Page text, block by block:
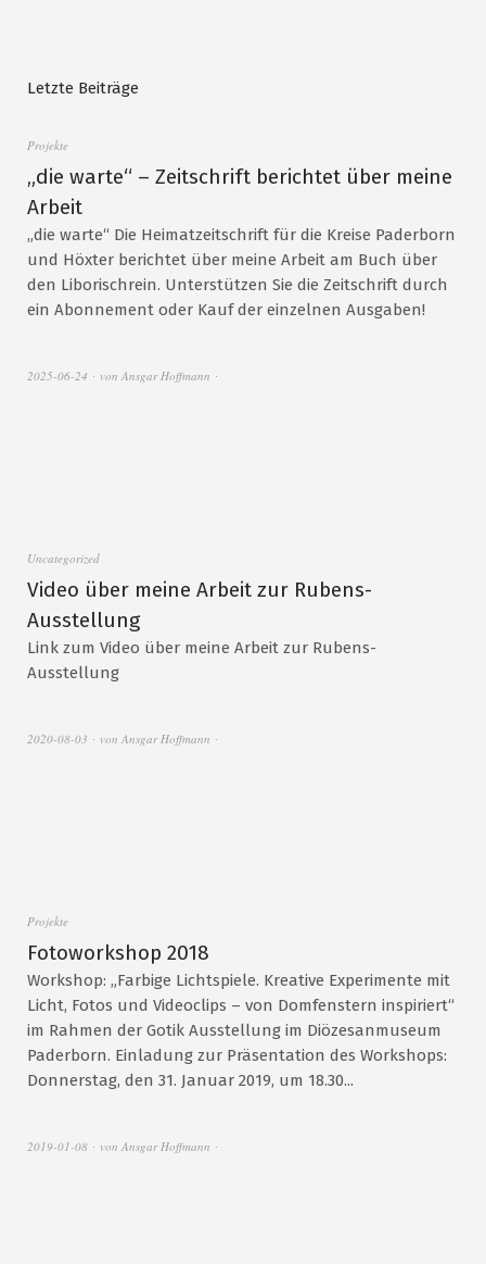
Letzte Beiträge
Projekte
„die warte“ – Zeitschrift berichtet über meine
Arbeit
„die warte“ Die Heimatzeitschrift für die Kreise Paderborn
und Höxter berichtet über meine Arbeit am Buch über
den Liborischrein. Unterstützen Sie die Zeitschrift durch
ein Abonnement oder Kauf der einzelnen Ausgaben!
2025-06-24 von Ansgar Hoffmann
Uncategorized
Video über meine Arbeit zur Rubens-
Ausstellung
Link zum Video über meine Arbeit zur Rubens-
Ausstellung
2020-08-03 von Ansgar Hoffmann
Projekte
Fotoworkshop 2018
Workshop: „Farbige Lichtspiele. Kreative Experimente mit
Licht, Fotos und Videoclips – von Domfenstern inspiriert“
im Rahmen der Gotik Ausstellung im Diözesanmuseum
Paderborn. Einladung zur Präsentation des Workshops:
Donnerstag, den 31. Januar 2019, um 18.30...
2019-01-08 von Ansgar Hoffmann